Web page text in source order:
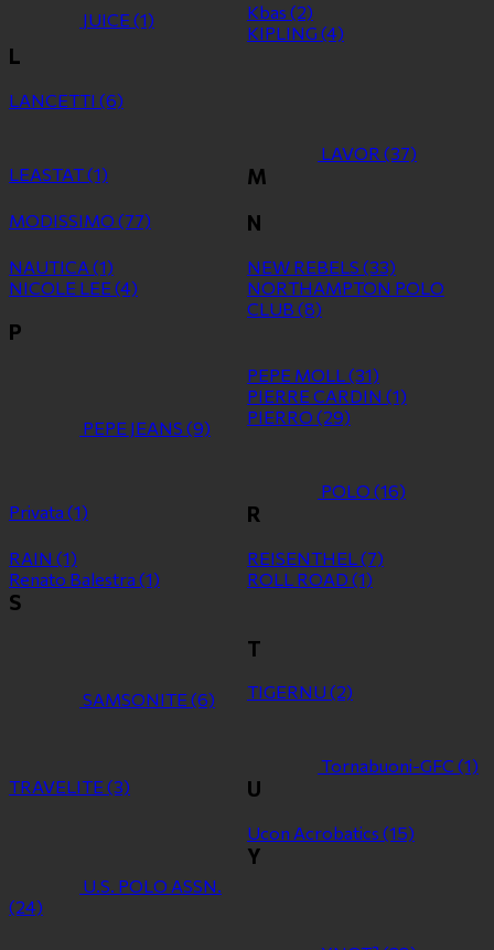
JUICE (1) Kbas (2)
KIPLING (4)
L
LANCETTI (6)
LAVOR (37)
LEASTAT(1) M
MODISSIMO (77) N
NAUTICA (1) NEW REBELS (33)
NICOLE LEE (4)
NORTHAMPTON POLO
CLUB (8)
P
PEPE JEANS (9)
PEPE MOLL(31)
PIERRE CARDIN (1)
PIERRO (29)
POLO (16)
Privata (1) R
RAIN (1) REISENTHEL(7)
Renato Balestra (1) ROLL ROAD (1)
S
SAMSONITE (6)
T
TIGERNU (2)
Tornabuoni-GFC (1)
TRAVELITE (3) U
U.S. POLO ASSN.
(24)
Ucon Acrobatics (15)
Y